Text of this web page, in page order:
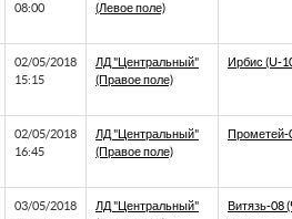
08:00
(Левое поле)
02/05/2018
15:15
ЛД "Центральный"
(Правое поле)
Ирбис (U-
02/05/2018
16:45
ЛД "Центральный"
(Правое поле)
Прометей-
03/05/2018
ЛД "Центральный"
Витязь-08